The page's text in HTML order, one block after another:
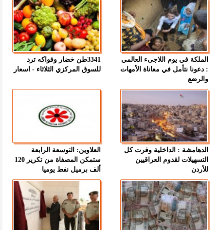
الملكة في يوم اللاجىء العالمي
: دعونا نتأمل في معاناة الأمهات
والرضع
3341طن خضار وفواكه ترد
للسوق المركزي الثلاثاء - اسعار
الدهامشة : الداخلية وفرت كل
التسهيلات لقدوم العراقيين
للأردن
العلاوين: التوسعة الرابعة
ستمكن المصفاة من تكرير 120
ألف برميل نفط يوميا